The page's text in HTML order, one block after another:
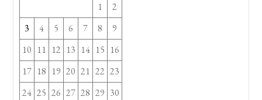
1
2
3
4 5 6 7 8
9
10 11 12 13 14 15 16
17 18 19 20 21 22 23
24 25 26 27 28 29 30